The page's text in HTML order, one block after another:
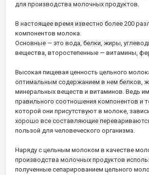
для производства молочных продуктов.
В настоящее время известно более 200
компонентов молока.
Основные — это вода, белки, жиры,
вещества, второстепенные — витамины,
Высокая пищевая ценность цельного
оптимальным содержанием в нем белков,
минеральных веществ и витаминов. Ведь
правильного соотношения компонентов и
которой они присутствуют в молоке,
хорошо все составляющие
пользой для человеческого организма.
Наряду с цельным молоком в качестве
производства молочных продуктов
полученные сепарированием цельного